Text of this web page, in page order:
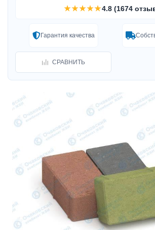
★★★★★4.8 (1674
Гарантия качества
СРАВНИТЬ